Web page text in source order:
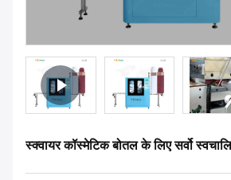
स्क्वायर कॉस्मेटिक बोतल के लिए सर्वो